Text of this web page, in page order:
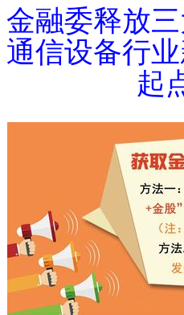
金融委释放
通信设备行
起